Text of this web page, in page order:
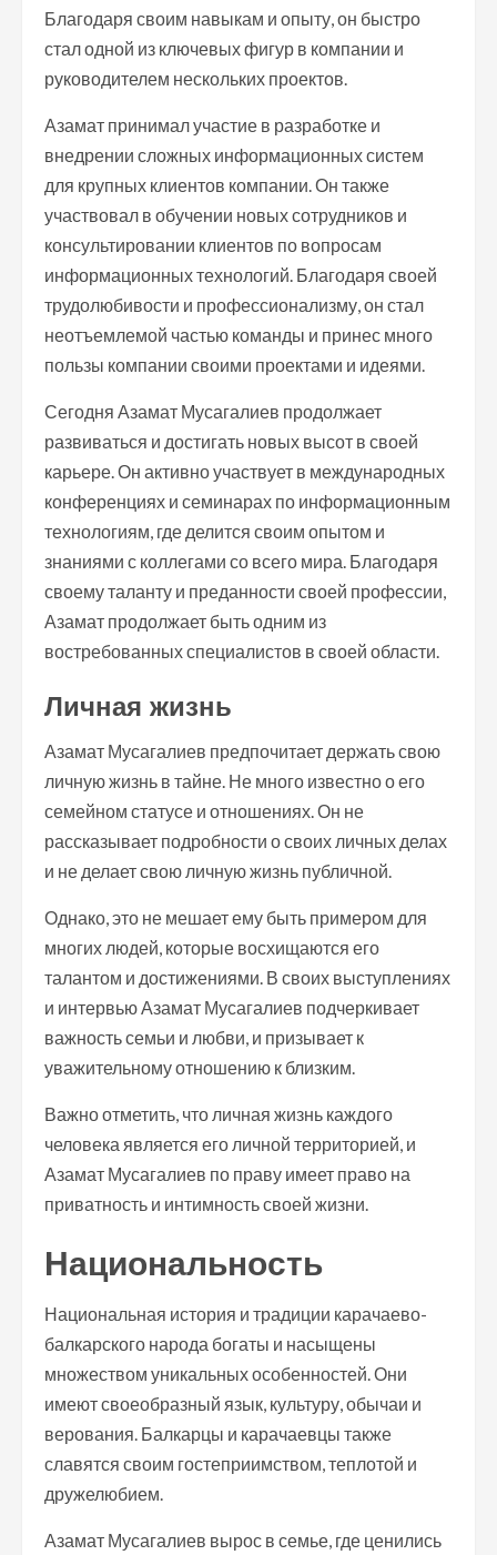
Благодаря своим навыкам и опыту, он быстро
стал одной из ключевых фигур в компании и
руководителем нескольких проектов.
Азамат принимал участие в разработке и
внедрении сложных информационных систем
для крупных клиентов компании. Он также
участвовал в обучении новых сотрудников и
консультировании клиентов по вопросам
информационных технологий. Благодаря своей
трудолюбивости и профессионализму, он стал
неотъемлемой частью команды и принес много
пользы компании своими проектами и идеями.
Сегодня Азамат Мусагалиев продолжает
развиваться и достигать новых высот в своей
карьере. Он активно участвует в международных
конференциях и семинарах по информационным
технологиям, где делится своим опытом и
знаниями с коллегами со всего мира. Благодаря
своему таланту и преданности своей профессии,
Азамат продолжает быть одним из
востребованных специалистов в своей области.
Личная жизнь
Азамат Мусагалиев предпочитает держать свою
личную жизнь в тайне. Не много известно о его
семейном статусе и отношениях. Он не
рассказывает подробности о своих личных делах
и не делает свою личную жизнь публичной.
Однако, это не мешает ему быть примером для
многих людей, которые восхищаются его
талантом и достижениями. В своих выступлениях
и интервью Азамат Мусагалиев подчеркивает
важность семьи и любви, и призывает к
уважительному отношению к близким.
Важно отметить, что личная жизнь каждого
человека является его личной территорией, и
Азамат Мусагалиев по праву имеет право на
приватность и интимность своей жизни.
Национальность
Национальная история и традиции карачаево-
балкарского народа богаты и насыщены
множеством уникальных особенностей. Они
имеют своеобразный язык, культуру, обычаи и
верования. Балкарцы и карачаевцы также
славятся своим гостеприимством, теплотой и
дружелюбием.
Азамат Мусагалиев вырос в семье, где ценились